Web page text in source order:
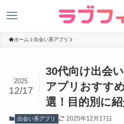
ホーム 出会い系アプリ
30代向け出会
アプリおすす
選！目的別に
2025
12/17
出会い系アプリ 2025年12月17日